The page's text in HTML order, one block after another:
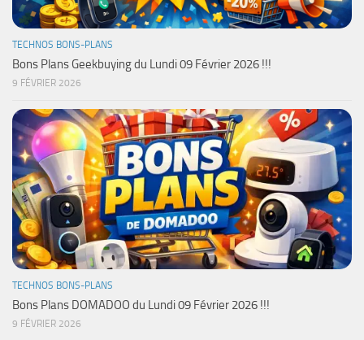
TECHNOS BONS-PLANS
Bons Plans Geekbuying du Lundi 09 Février 2026 !!!
9 FÉVRIER 2026
TECHNOS BONS-PLANS
Bons Plans DOMADOO du Lundi 09 Février 2026 !!!
9 FÉVRIER 2026